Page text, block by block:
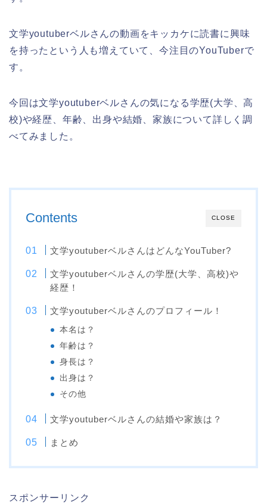
文学youtuberベルさんの動画をキッカケに読書に興味
を持ったという人も増えていて、今注目のYouTuberで
す。
今回は文学youtuberベルさんの気になる学歴(大学、高
校)や経歴、年齢、出身や結婚、家族について詳しく調
べてみました。
CLOSE
Contents
文学youtuberベルさんはどんなYouTuber?
文学youtuberベルさんの学歴(大学、高校)や
経歴！
文学youtuberベルさんのプロフィール！
本名は？
年齢は？
身長は？
出身は？
その他
文学youtuberベルさんの結婚や家族は？
まとめ
スポンサーリンク